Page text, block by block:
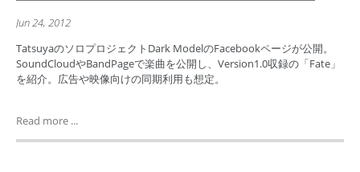
Jun 24, 2012
TatsuyaのソロプロジェクトDark ModelのFacebookページが公開。
SoundCloudやBandPageで楽曲を公開し、Version1.0収録の「Fate」
を紹介。広告や映像向けの同期利用も想定。
Read more ...